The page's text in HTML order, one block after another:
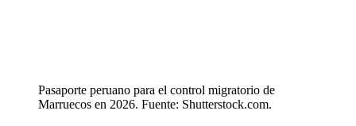
Pasaporte peruano para el control migratorio de
Marruecos en 2026. Fuente: Shutterstock.com.